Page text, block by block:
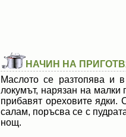
НАЧИН НА
Маслото се разтопява и в
локумът, нарязан на малки
прибавят ореховите
салам, поръсва се с
нощ.